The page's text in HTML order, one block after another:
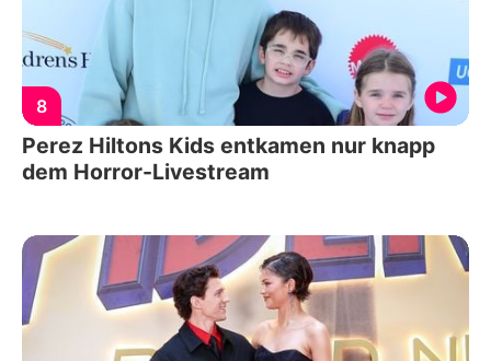
8
Perez Hiltons Kids entkamen nur knapp
dem Horror-Livestream